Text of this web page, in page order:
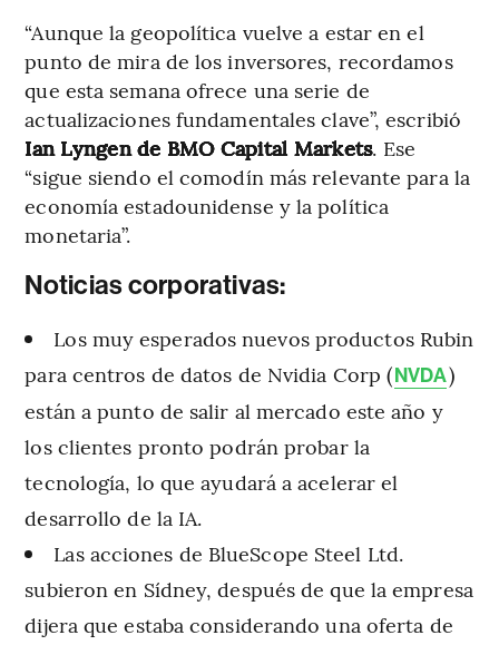
“Aunque la geopolítica vuelve a estar en el
punto de mira de los inversores, recordamos
que esta semana ofrece una serie de
actualizaciones fundamentales clave”, escribió
Ian Lyngen de BMO Capital Markets. Ese
“sigue siendo el comodín más relevante para la
economía estadounidense y la política
monetaria”.
Noticias corporativas:
Los muy esperados nuevos productos Rubin
para centros de datos de Nvidia Corp (NVDA)
están a punto de salir al mercado este año y
los clientes pronto podrán probar la
tecnología, lo que ayudará a acelerar el
desarrollo de la IA.
Las acciones de BlueScope Steel Ltd.
subieron en Sídney, después de que la empresa
dijera que estaba considerando una oferta de